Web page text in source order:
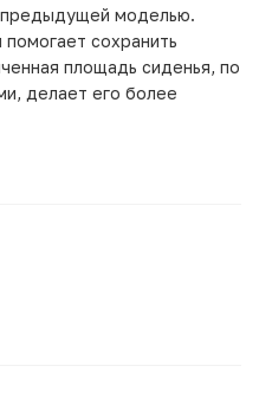
предыдущей моделью.
сохранить
площадь сиденья, по
делает его более